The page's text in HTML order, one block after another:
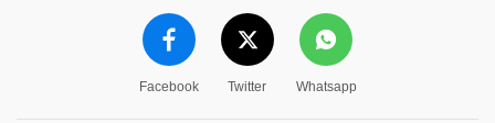
Facebook Twitter Whatsapp